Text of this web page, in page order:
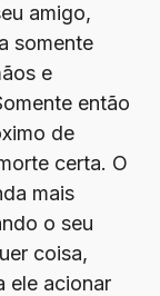
amigo,
somente
e
então
de
certa. O
mais
o seu
coisa,
ele acionar